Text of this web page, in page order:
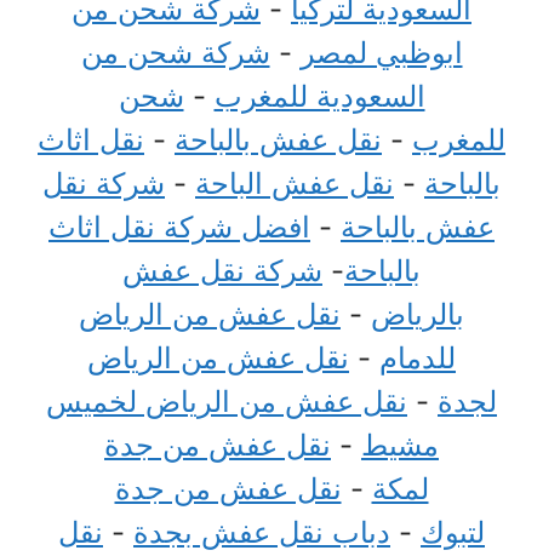
السعودية لتركيا - شركة شحن من
ابوظبي لمصر - شركة شحن من
السعودية للمغرب - شحن
للمغرب - نقل عفش بالباحة - نقل اثاث
بالباحة - نقل عفش الباحة - شركة نقل
عفش بالباحة - افضل شركة نقل اثاث
بالباحة- شركة نقل عفش
بالرياض - نقل عفش من الرياض
للدمام - نقل عفش من الرياض
لجدة - نقل عفش من الرياض لخميس
مشيط - نقل عفش من جدة
لمكة - نقل عفش من جدة
لتبوك - دباب نقل عفش بجدة - نقل